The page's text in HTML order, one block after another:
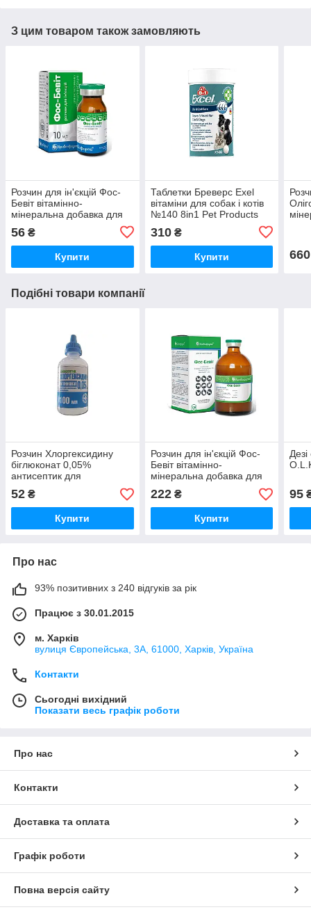
З цим товаром також замовляють
Розчин для ін'єкцій Фос-
Бевіт вітамінно-
мінеральна добавка для
Бровафарма
56 ₴
Купити
Таблетки Бреверс Exel
вітаміни для собак і котів
№140 8in1 Pet Products
310₴
Купити 660
Подібні товари компанії
Розчин Хлоргексидину
біглюконат 0,05%
антисептик для
зовнішнього застосування
100 мл O.L.KAR
52 ₴
Купити
Розчин для ін'єкцій Фос-
Бевіт вітамінно-
мінеральна добавка для
тварин 100 мл
Бровафарма
222₴
Купити
95
Про нас
93% позитивних з 240 відгуків за рік
Працює з 30.01.2015
м. Харків
вулиця Європейська, 3А, 61000, Харків, Україна
Контакти
Сьогодні вихідний
Показати весь графік роботи
Про нас
Контакти
Доставка та оплата
Графік роботи
Повна версія сайту